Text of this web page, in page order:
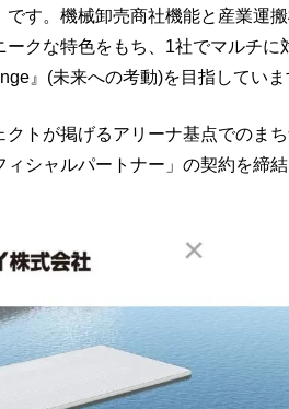
す。機械卸売商社機能と産業運
クな特色をもち、1社でマルチに
』(未来への考動)を目指していま
トが掲げるアリーナ基点でのま
シャルパートナー」の契約を締結